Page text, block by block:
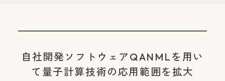
自社開発ソフトウェアQANMLを用い
て量子計算技術の応用範囲を拡大